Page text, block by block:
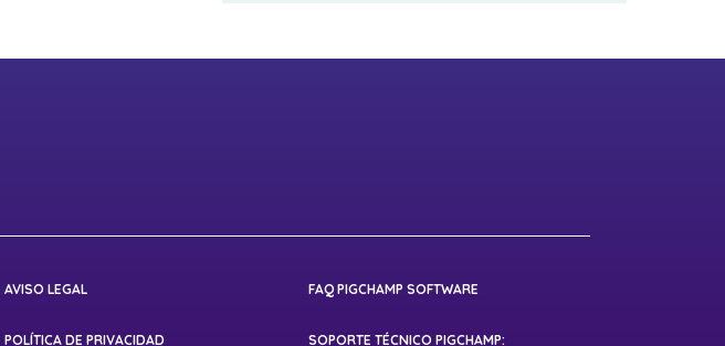
AVISO LEGAL
POLÍTICA DE PRIVACIDAD
FAQ PIGCHAMP SOFTWARE
SOPORTE TÉCNICO PIGCHAMP: